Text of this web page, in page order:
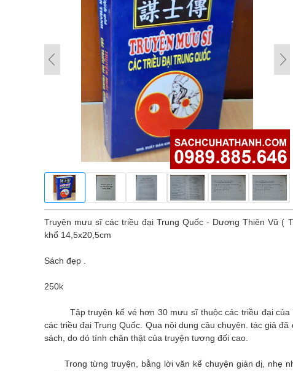
Truyện mưu sĩ các triều đại Trung Quốc - Dương Thiên Vũ (
khổ 14,5x20,5cm
Sách đẹp .
250k
Tập truyện kế vé hơn 30 mưu sĩ thuộc các triều đại của
các triều đại Trung Quốc. Qua nội dung câu chuyện. tác giả
sách, do dó tính chân thật của truyện tương đối cao.
Trong từng truyện, bằng lời văn kể chuyện giản dị, nhẹ